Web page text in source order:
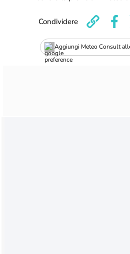
Aggiungi Meteo Consult
Condividere